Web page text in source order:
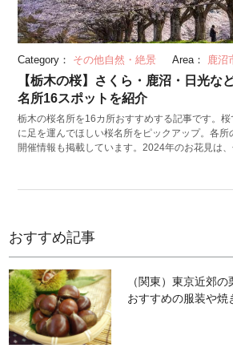
Category： その他自然・絶景 Area： 鹿沼
【栃木の桜】さくら・鹿沼・日光な
名所16スポットを紹介
栃木の桜名所を16カ所おすすめする記事です。
に足を運んでほしい桜名所をピックアップ。各
開催情報も掲載しています。2024年のお花見は、
おすすめ記事
（関東）東京近郊
おすすめの服装や焼